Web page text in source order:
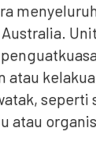
atau